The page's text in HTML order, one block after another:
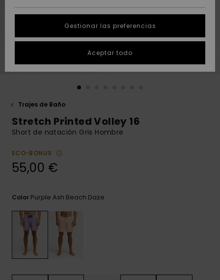
Destacados
Destacados
Inicia una
conversación
conversación
formulario de
SOSTENIBILIDAD
Trajes de Baño
Stretch Printed Volley 16
Short de natación Gris Hombre
ECO-BONUS
55,00 €
Color Purple Ash Beach Daze
Gestionar las preferencias
Aceptar todo